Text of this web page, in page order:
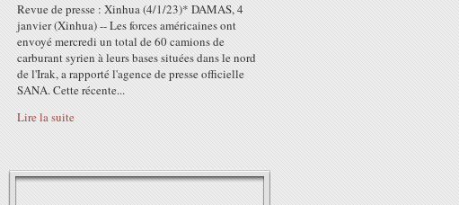
Revue de presse : Xinhua (4/1/23)* DAMAS, 4
janvier (Xinhua) -- Les forces américaines ont
envoyé mercredi un total de 60 camions de
carburant syrien à leurs bases situées dans le nord
de l'Irak, a rapporté l'agence de presse officielle
SANA. Cette récente...
Lire la suite